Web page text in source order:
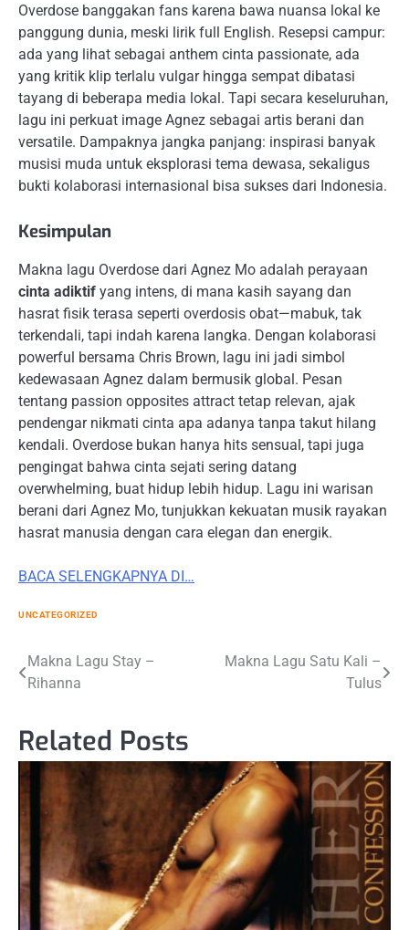
Overdose banggakan fans karena bawa nuansa lokal ke
panggung dunia, meski lirik full English. Resepsi campur:
ada yang lihat sebagai anthem cinta passionate, ada
yang kritik klip terlalu vulgar hingga sempat dibatasi
tayang di beberapa media lokal. Tapi secara keseluruhan,
lagu ini perkuat image Agnez sebagai artis berani dan
versatile. Dampaknya jangka panjang: inspirasi banyak
musisi muda untuk eksplorasi tema dewasa, sekaligus
bukti kolaborasi internasional bisa sukses dari Indonesia.
Kesimpulan
Makna lagu Overdose dari Agnez Mo adalah perayaan
cinta adiktif yang intens, di mana kasih sayang dan
hasrat fisik terasa seperti overdosis obat—mabuk, tak
terkendali, tapi indah karena langka. Dengan kolaborasi
powerful bersama Chris Brown, lagu ini jadi simbol
kedewasaan Agnez dalam bermusik global. Pesan
tentang passion opposites attract tetap relevan, ajak
pendengar nikmati cinta apa adanya tanpa takut hilang
kendali. Overdose bukan hanya hits sensual, tapi juga
pengingat bahwa cinta sejati sering datang
overwhelming, buat hidup lebih hidup. Lagu ini warisan
berani dari Agnez Mo, tunjukkan kekuatan musik rayakan
hasrat manusia dengan cara elegan dan energik.
BACA SELENGKAPNYA DI…
UNCATEGORIZED
Post
Makna Lagu Stay –
Rihanna
Makna Lagu Satu Kali –
Tulus
Related Posts